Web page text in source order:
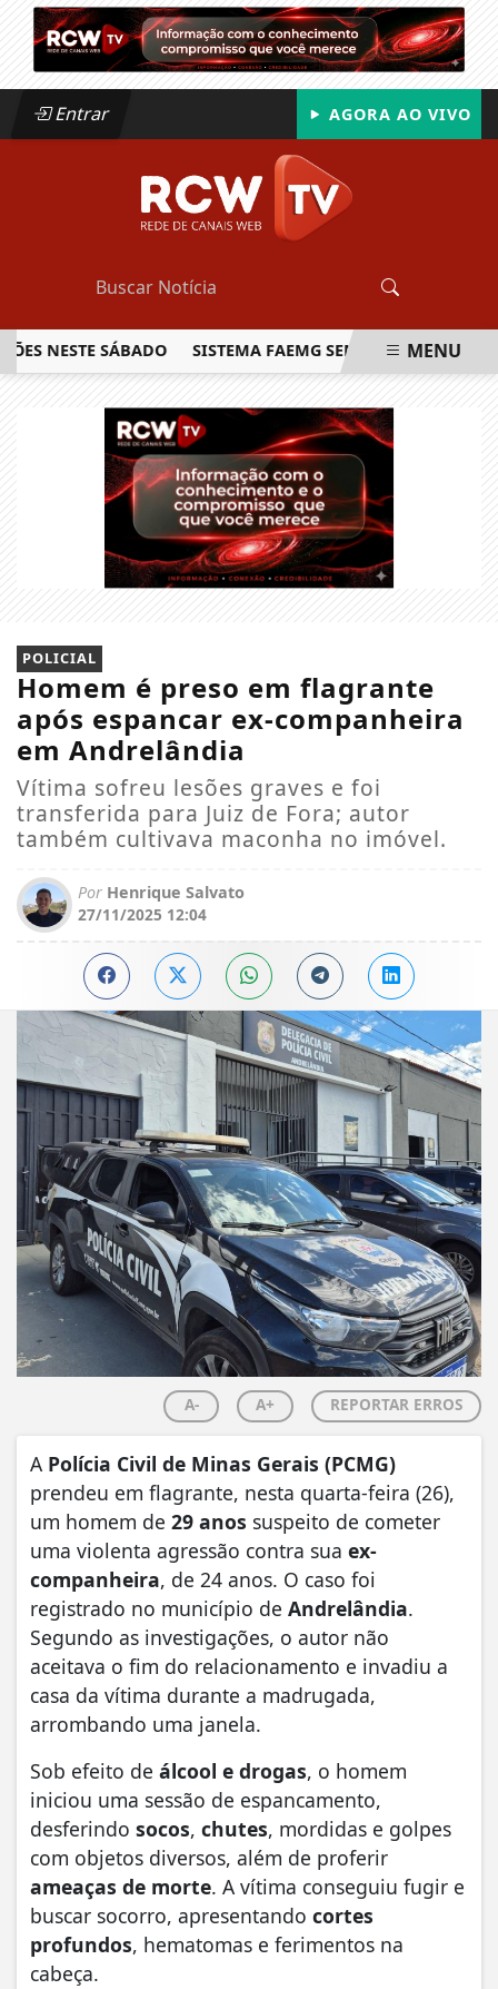
Entrar AGORA AO VIVO
SÁBADO SISTEMA FAEMG SENAR LANÇA OMENU
POLICIAL
Homem é preso em flagrante
após espancar ex-companheira
em Andrelândia
Vítima sofreu lesões graves e foi
transferida para Juiz de Fora; autor
também cultivava maconha no imóvel.
Por Henrique Salvato
27/11/2025 12:04
A- A+ REPORTAR ERROS
A Polícia Civil de Minas Gerais (PCMG)
prendeu em flagrante, nesta quarta-feira (26),
um homem de 29 anos suspeito de cometer
uma violenta agressão contra sua ex-
companheira, de 24 anos. O caso foi
registrado no município de Andrelândia.
Segundo as investigações, o autor não
aceitava o fim do relacionamento e invadiu a
casa da vítima durante a madrugada,
arrombando uma janela.
Sob efeito de álcool e drogas, o homem
iniciou uma sessão de espancamento,
desferindo socos, chutes, mordidas e golpes
com objetos diversos, além de proferir
ameaças de morte. A vítima conseguiu fugir e
buscar socorro, apresentando cortes
profundos, hematomas e ferimentos na
cabeça.